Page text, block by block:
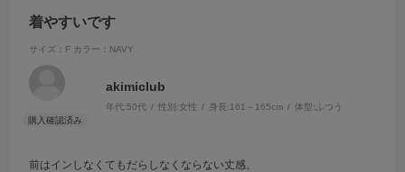
着やすいです
サイズ：F カラー：NAVY
akimiclub
年代:50代 性別:女性 身長:161～165cm 体型: ふつう
前はインしなくてもだらしなくならない丈感、